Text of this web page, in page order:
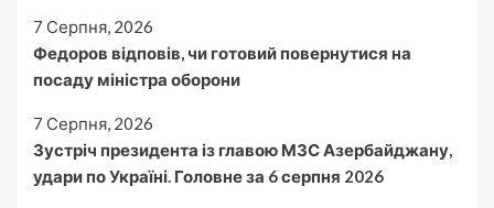
7 Серпня, 2026
Федоров відповів, чи готовий повернутися на
посаду міністра оборони
7 Серпня, 2026
Зустріч президента із главою МЗС Азербайджану,
удари по Україні. Головне за 6 серпня 2026